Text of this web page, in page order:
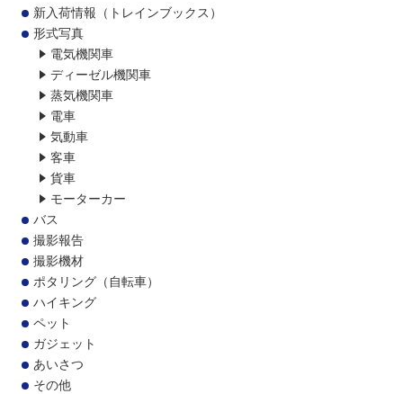
新入荷情報（トレインブックス）
形式写真
電気機関車
ディーゼル機関車
蒸気機関車
電車
気動車
客車
貨車
モーターカー
バス
撮影報告
撮影機材
ポタリング（自転車）
ハイキング
ペット
ガジェット
あいさつ
その他